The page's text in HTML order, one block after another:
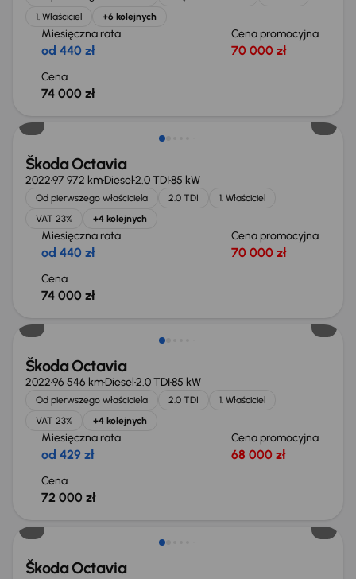
1. Właściciel
+6 kolejnych
Miesięczna rata
od 440 zł
Cena promocyjna
70 000 zł
Cena
74 000 zł
Škoda Octavia
202297 972 kmDiesel2.0 TDI85 kW
Od pierwszego właściciela 2.0 TDI
1. Właściciel
VAT 23%
+4 kolejnych
Miesięczna rata
od 440 zł
Cena promocyjna
70 000 zł
Cena
74 000 zł
Škoda Octavia
202296 546 kmDiesel2.0 TDI85 kW
Od pierwszego właściciela 2.0 TDI
1. Właściciel
VAT 23%
+4 kolejnych
Miesięczna rata
od 429 zł
Cena promocyjna
68 000 zł
Cena
72 000 zł
Škoda Octavia